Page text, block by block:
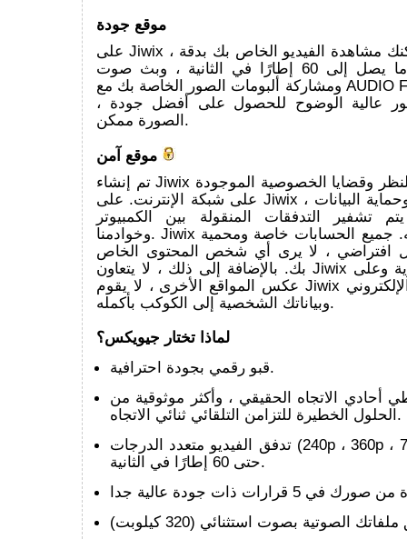
موقع جودة
على Jiwix ، يمكنك مشاهدة الفيديو الخاص بك بدقة Full HD 1080
مع ما يصل إلى 60 إطارًا في الثانية ، وبث صوت HQ المتدفق
ومشاركة ألبومات الصور الخاصة بك مع AUDIO Full HD slideshow
، وحتى تحميل الصور عالية الوضوح للحصول على أفضل جودة
الصورة ممكن.
تم إنشاء Jiwix لمكافحة استراق النظر وقضايا الخصوصية الموجودة
على شبكة الإنترنت. على Jiwix ، ستبقى خصوصية وحماية البيانات
يتم تشفير التدفقات المنقولة بين الكمبيوتر
وخوادمنا. Jiwix هو موقع موثوق به. جميع الحسابات خاصة ومحمية
افتراضي ، لا يرى أي شخص المحتوى الخاص
بك. بالإضافة إلى ذلك ، لا يتعاون Jiwix مع الخدمات السرية وعلى
عكس المواقع الأخرى ، لا يقوم Jiwix بإعادة بيع بريدك الإلكتروني
وبياناتك الشخصية إلى الكوكب بأكمله.
لماذا تختار جيويكس؟
قبو رقمي بجودة احترافية.
أحادي الاتجاه الحقيقي ، وأكثر موثوقية من
الحلول الخطيرة للتزامن التلقائي ثنائي الاتجاه.
تدفق الفيديو متعدد الدرجات (240p ، 360p ، 720HD ، 1080HD)
حتى 60 إطارًا في الثانية.